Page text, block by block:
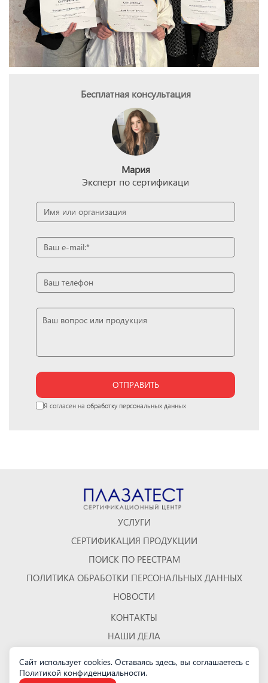
Бесплатная консультация
Мария
Эксперт по сертификаци
ОТПРАВИТЬ
Я согласен на обработку персональных данных
УСЛУГИ
СЕРТИФИКАЦИЯ ПРОДУКЦИИ
ПОИСК ПО РЕЕСТРАМ
ПОЛИТИКА ОБРАБОТКИ ПЕРСОНАЛЬНЫХ ДАННЫХ
НОВОСТИ
КОНТАКТЫ
НАШИ ДЕЛА
КАРТА САЙТА
Сайт использует cookies. Оставаясь здесь, вы соглашаетесь с
Политикой конфиденциальности.